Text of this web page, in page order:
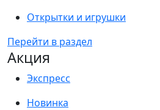
Открытки и игрушки
Перейти в раздел
Акция
Экспресс
Новинка